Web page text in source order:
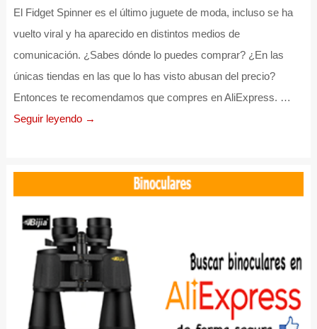
El Fidget Spinner es el último juguete de moda, incluso se ha
vuelto viral y ha aparecido en distintos medios de
comunicación. ¿Sabes dónde lo puedes comprar? ¿En las
únicas tiendas en las que lo has visto abusan del precio?
Entonces te recomendamos que compres en AliExpress. …
Seguir leyendo →